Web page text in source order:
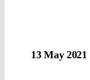
13 May 2021